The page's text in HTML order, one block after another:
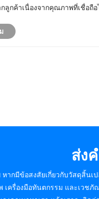
ลูกค้าเนื่องจากคุณภาพที่เชื่อถือ
พียงพอและสามารถจัดหาบรรจุ
ส่ง
ากมีข้อสงสัยเกี่ยวกับวัสดุสิ้นเ
ครื่องมือทันตกรรม และเวช